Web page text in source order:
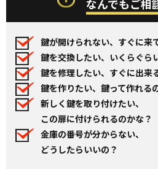
なんでもご相
鍵が開けられない、すぐに来
鍵を交換したい、いくらぐら
鍵を修理したい、すぐに出来
鍵を作りたい、鍵って作れる
新しく鍵を取り付けたい、
この扉に付けられるのかな？
金庫の番号が分からない、
どうしたらいいの？